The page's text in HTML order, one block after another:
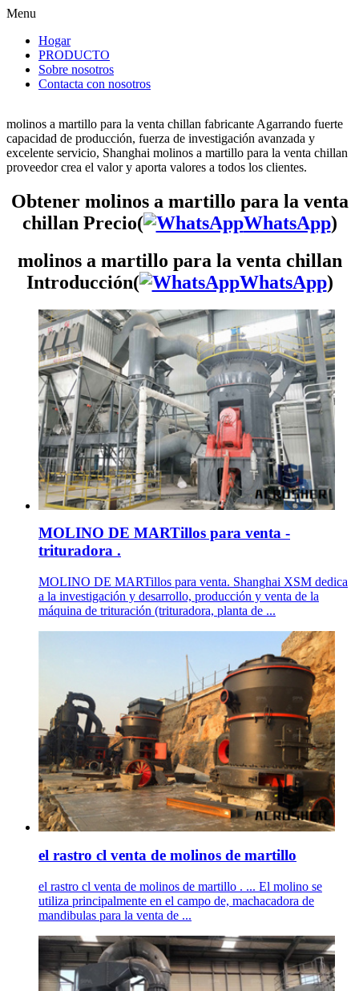
Menu
Hogar
PRODUCTO
Sobre nosotros
Contacta con nosotros
molinos a martillo para la venta chillan fabricante Agarrando fuerte
capacidad de producción, fuerza de investigación avanzada y
excelente servicio, Shanghai molinos a martillo para la venta chillan
proveedor crea el valor y aporta valores a todos los clientes.
Obtener molinos a martillo para la venta
chillan Precio(
WhatsApp)
molinos a martillo para la venta chillan
Introducción(
WhatsApp)
MOLINO DE MARTillos para venta -
trituradora .
MOLINO DE MARTillos para venta. Shanghai XSM dedica
a la investigación y desarrollo, producción y venta de la
máquina de trituración (trituradora, planta de ...
el rastro cl venta de molinos de martillo
el rastro cl venta de molinos de martillo . ... El molino se
utiliza principalmente en el campo de, machacadora de
mandibulas para la venta de ...